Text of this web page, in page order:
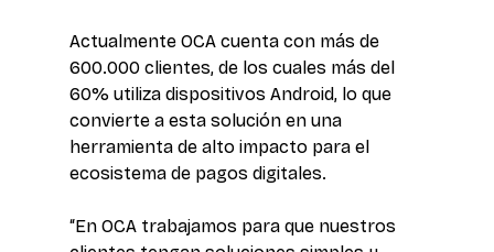
Actualmente OCA cuenta con más de
600.000 clientes, de los cuales más del
60% utiliza dispositivos Android, lo que
convierte a esta solución en una
herramienta de alto impacto para el
ecosistema de pagos digitales.
“En OCA trabajamos para que nuestros